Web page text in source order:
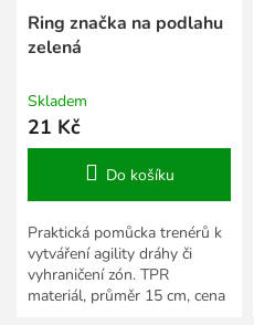
Ring značka na podlahu
zelená
Skladem
21 Kč
Do košíku
Praktická pomůcka trenérů k
vytváření agility dráhy či
vyhraničení zón. TPR
materiál, průměr 15 cm, cena